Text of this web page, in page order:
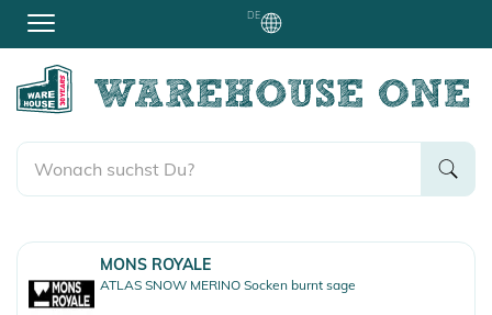
DE
MONS ROYALE
ATLAS SNOW MERINO Socken burnt sage